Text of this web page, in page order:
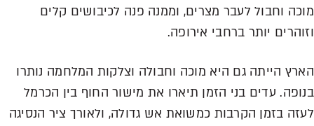
מוכה וחבול לעבר מצרים, וממנה פנה לכיבושים קלים
וזוהרים יותר ברחבי אירופה.
הארץ הייתה גם היא מוכה וחבולה וצלקות המלחמה נותרו
בנופה. עדים בני הזמן תיארו את מישור החוף בין הכרמל
לעזה בזמן הקרבות כמשואת אש גדולה, ולאורך ציר הנסיגה